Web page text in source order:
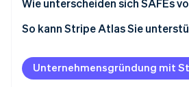
Wie unterscheiden sich SAFEs
So kann Stripe Atlas Sie
Beantragung bei Atlas
Kapitalbeschaffung mit SAFEs
Unternehmensgründung mit